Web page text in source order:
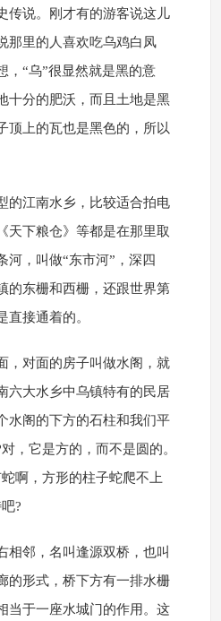
传说。刚才有的游客说这儿
那里的人喜欢吃乌鸡白凤
，“乌”很显然就是黑的意
十分的肥沃，而且土地是黑
顶上的瓦也是黑色的，所以
的江南水乡，比较适合拍电
天下粮仓》等都是在那里取
河，叫做“东市河”，深四
的东栅和西栅，还跟世界第
接通着的。
，对面的房子叫做水阁，就
六大水乡中乌镇特有的民居
水阁的下方的石柱和我们平
，它是方的，而不是圆的。
啊，方形的柱子蛇爬不上
?
相邻，名叫逢源双桥，也叫
的形式，桥下方有一排水栅
当于一座水城门的作用。这